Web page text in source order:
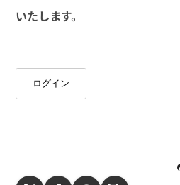
いたします。
ログイン